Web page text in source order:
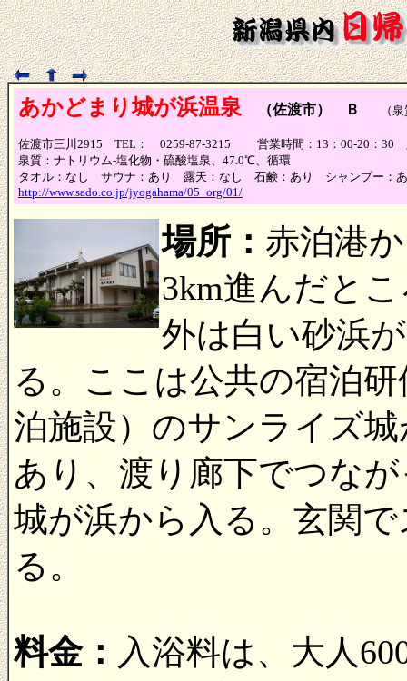
あかどまり城が浜温泉 （佐渡市） Ｂ （
佐渡市三川2915 TEL： 0259-87-3215 営業時間：13：00-20：30 定
泉質：ナトリウム-塩化物・硫酸塩泉、47.0℃、循環
タオル：なし サウナ：あり 露天：なし 石鹸：あり シャンプー：
http://www.sado.co.jp/jyogahama/05_org/01/
場所： 赤泊港
3km進んだと
外は白い砂浜
る。ここは公共の宿泊
泊施設）のサンライズ
あり、渡り廊下でつな
城が浜から入る。玄関
る。
料金： 入浴料は、大人